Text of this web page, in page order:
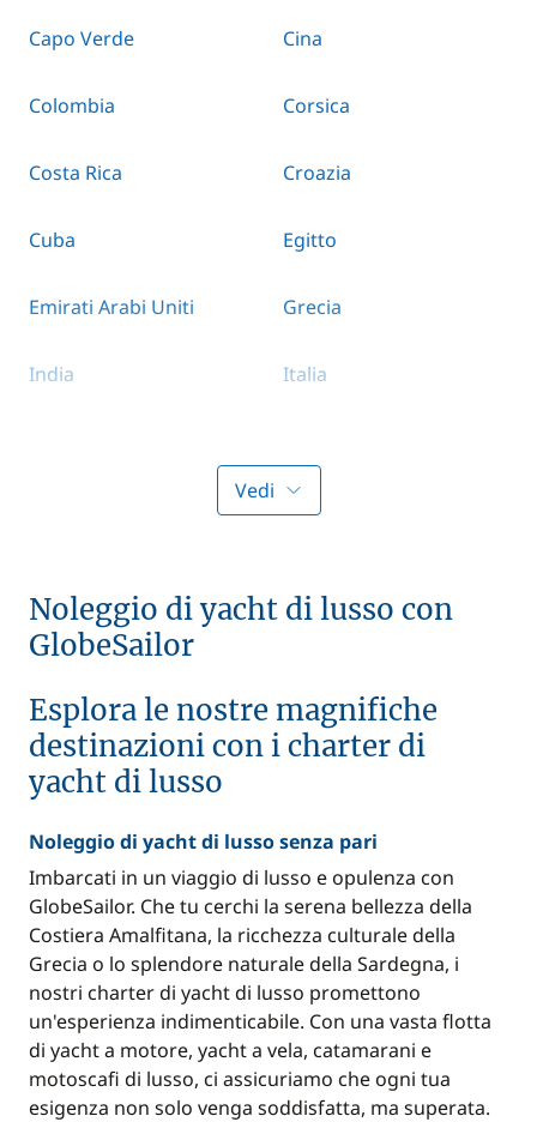
Capo Verde Cina
Colombia Corsica
Costa Rica Croazia
Cuba Egitto
Emirati Arabi Uniti Grecia
India Italia
Malta
Oman
Patagonia Portogallo
Repubblica del Congo
Sochi Spagna
Sri Lanka Stati Uniti
Sud della Francia Tailandia
Tanzania Turchia
Vedi
Noleggio di yacht di lusso con
GlobeSailor
Esplora le nostre magnifiche
destinazioni con i charter di
yacht di lusso
Noleggio di yacht di lusso senza pari
Imbarcati in un viaggio di lusso e opulenza con
GlobeSailor. Che tu cerchi la serena bellezza della
Costiera Amalfitana, la ricchezza culturale della
Grecia o lo splendore naturale della Sardegna, i
nostri charter di yacht di lusso promettono
un'esperienza indimenticabile. Con una vasta flotta
di yacht a motore, yacht a vela, catamarani e
motoscafi di lusso, ci assicuriamo che ogni tua
esigenza non solo venga soddisfatta, ma superata.